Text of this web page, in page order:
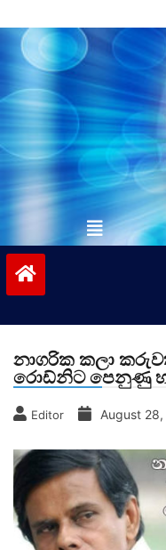
to
content
නාගරික කලා
රොඩ්නිට පෙනුණු
Editor August